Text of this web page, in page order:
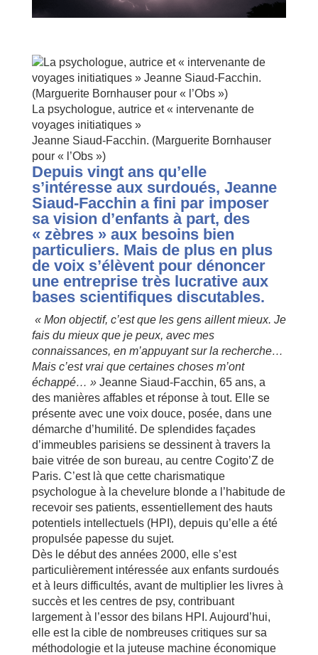
La psychologue, autrice et « intervenante de
voyages initiatiques »
Jeanne Siaud-Facchin. (Marguerite Bornhauser
pour « l’Obs »)
Depuis vingt ans qu’elle
s’intéresse aux surdoués, Jeanne
Siaud-Facchin a fini par imposer
sa vision d’enfants à part, des
« zèbres » aux besoins bien
particuliers. Mais de plus en plus
de voix s’élèvent pour dénoncer
une entreprise très lucrative aux
bases scientifiques discutables.
« Mon objectif, c’est que les gens aillent mieux. Je
fais du mieux que je peux, avec mes
connaissances, en m’appuyant sur la recherche…
Mais c’est vrai que certaines choses m’ont
échappé… »Jeanne Siaud-Facchin, 65 ans, a
des manières affables et réponse à tout. Elle se
présente avec une voix douce, posée, dans une
démarche d’humilité. De splendides façades
d’immeubles parisiens se dessinent à travers la
baie vitrée de son bureau, au centre Cogito’Z de
Paris. C’est là que cette charismatique
psychologue à la chevelure blonde a l’habitude de
recevoir ses patients, essentiellement des hauts
potentiels intellectuels (HPI), depuis qu’elle a été
propulsée papesse du sujet.
Dès le début des années 2000, elle s’est
particulièrement intéressée aux enfants surdoués
et à leurs difficultés, avant de multiplier les livres à
succès et les centres de psy, contribuant
largement à l’essor des bilans HPI. Aujourd’hui,
elle est la cible de nombreuses critiques sur sa
méthodologie et la juteuse machine économique